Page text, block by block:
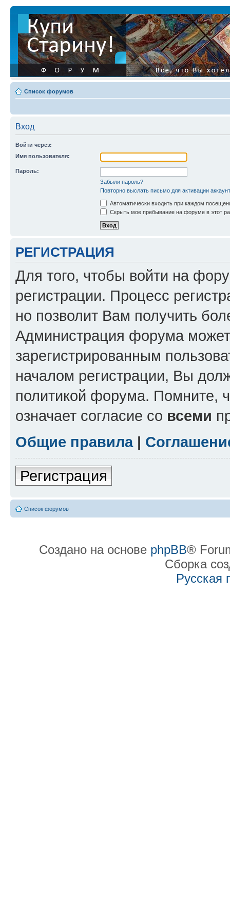
Список форумов
Вход
Войти через:
Имя пользователя:
Пароль:
Забыли пароль?
Повторно выслать письмо для активации
Автоматически входить при каждом
Скрыть мое пребывание на форуме в этот
РЕГИСТРАЦИЯ
Для того, чтобы войти на
регистрации. Процесс
но позволит Вам получить
Администрация форума может
зарегистрированным
началом регистрации, Вы
политикой форума. Помните,
означает согласие со всеми
Общие правила|
Регистрация
Список форумов
Создано на основе phpBB®
Сборка
Русская